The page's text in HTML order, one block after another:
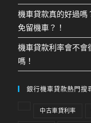
機車貸款真的好過嗎
免留機車？！
機車貸款利率會不會
嗎！
銀行機車貸款熱門搜
中古車貸利率